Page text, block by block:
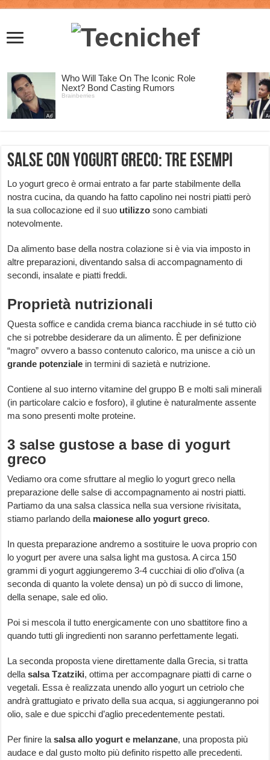
Salse con yogurt greco: tre esempi
Lo yogurt greco è ormai entrato a far parte stabilmente della
nostra cucina, da quando ha fatto capolino nei nostri piatti però
la sua collocazione ed il suo utilizzo sono cambiati
notevolmente.
Da alimento base della nostra colazione si è via via imposto in
altre preparazioni, diventando salsa di accompagnamento di
secondi, insalate e piatti freddi.
Proprietà nutrizionali
Questa soffice e candida crema bianca racchiude in sé tutto ciò
che si potrebbe desiderare da un alimento. È per definizione
“magro” ovvero a basso contenuto calorico, ma unisce a ciò un
grande potenziale in termini di sazietà e nutrizione.
Contiene al suo interno vitamine del gruppo B e molti sali minerali
(in particolare calcio e fosforo), il glutine è naturalmente assente
ma sono presenti molte proteine.
3 salse gustose a base di yogurt
greco
Vediamo ora come sfruttare al meglio lo yogurt greco nella
preparazione delle salse di accompagnamento ai nostri piatti.
Partiamo da una salsa classica nella sua versione rivisitata,
stiamo parlando della maionese allo yogurt greco.
In questa preparazione andremo a sostituire le uova proprio con
lo yogurt per avere una salsa light ma gustosa. A circa 150
grammi di yogurt aggiungeremo 3-4 cucchiai di olio d’oliva (a
seconda di quanto la volete densa) un pò di succo di limone,
della senape, sale ed olio.
Poi si mescola il tutto energicamente con uno sbattitore fino a
quando tutti gli ingredienti non saranno perfettamente legati.
La seconda proposta viene direttamente dalla Grecia, si tratta
dellasalsa Tzatziki, ottima per accompagnare piatti di carne o
vegetali. Essa è realizzata unendo allo yogurt un cetriolo che
andrà grattugiato e privato della sua acqua, si aggiungeranno poi
olio, sale e due spicchi d’aglio precedentemente pestati.
Per finire lasalsa allo yogurt e melanzane, una proposta più
audace e dal gusto molto più definito rispetto alle precedenti.